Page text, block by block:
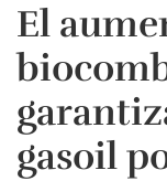
El
gasoil